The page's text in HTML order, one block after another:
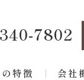
7802
特徴 会社